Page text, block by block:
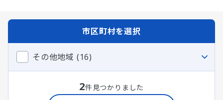
市区町村を選択
その他地域 (16)
2件見つかりました